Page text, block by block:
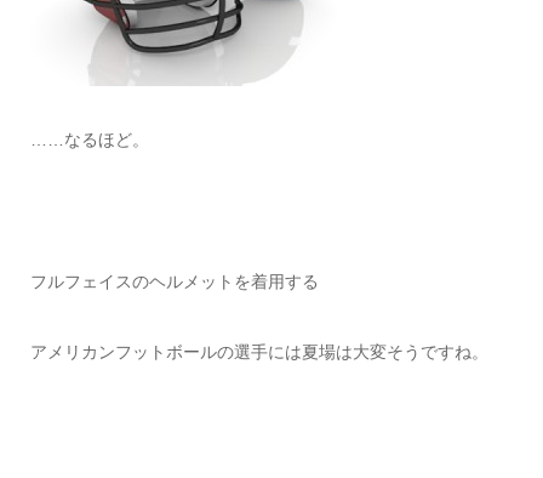
……なるほど。
フルフェイスのヘルメットを着用する
アメリカンフットボールの選手には夏場は大変そうですね。